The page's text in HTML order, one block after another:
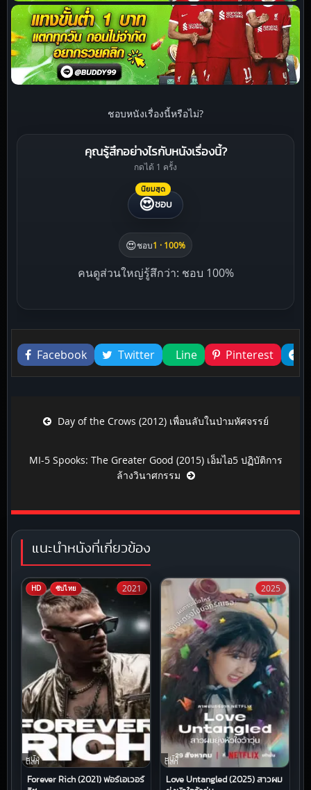
ชอบหนังเรื่องนี้หรือไม่?
คุณรู้สึกอย่างไรกับหนังเรื่องนี้?
กดได้ 1 ครั้ง
นิยมสุด
😍ชอบ
😍ชอบ1 · 100%
คนดูส่วนใหญ่รู้สึกว่า: ชอบ 100%
Liked this
Facebook
Twitter Line Pinterest
Post navigationDay of the Crows (2012) เพื่อนลับในป่ามหัศจรรย์
MI-5 Spooks: The Greater Good (2015) เอ็มไอ5 ปฏิบัติการ
ล้างวินาศกรรม
แนะนำหนังที่เกี่ยวข้อง
HD ซับไทย
หนัง
ตลก
Forever Rich (2021) ฟอร์เอเวอร์
2021
หนัง
ตลก
Love Untangled (2025) สาวผม
2025